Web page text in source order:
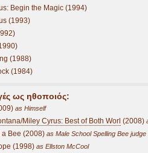
Begin the Magic (1994)
(1993)
(1988)
(1984)
ως ηθοποιός:
as Himself
Miley Cyrus: Best of Both Worl (2008)
Bee (2008) as Male School Spelling Bee judge
(1998) as Ellston McCool